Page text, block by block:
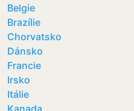
Belgie
Brazílie
Chorvatsko
Dánsko
Francie
Irsko
Itálie
Kanada